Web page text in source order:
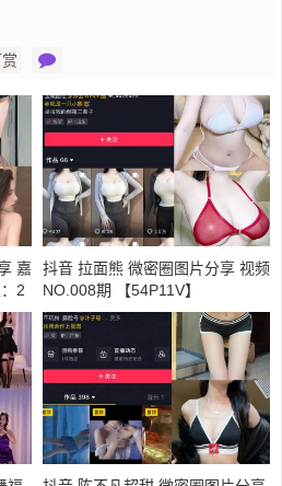
嘉
2
抖音 拉面熊 微密圈图片分享 视频
NO.008期 【54P11V】